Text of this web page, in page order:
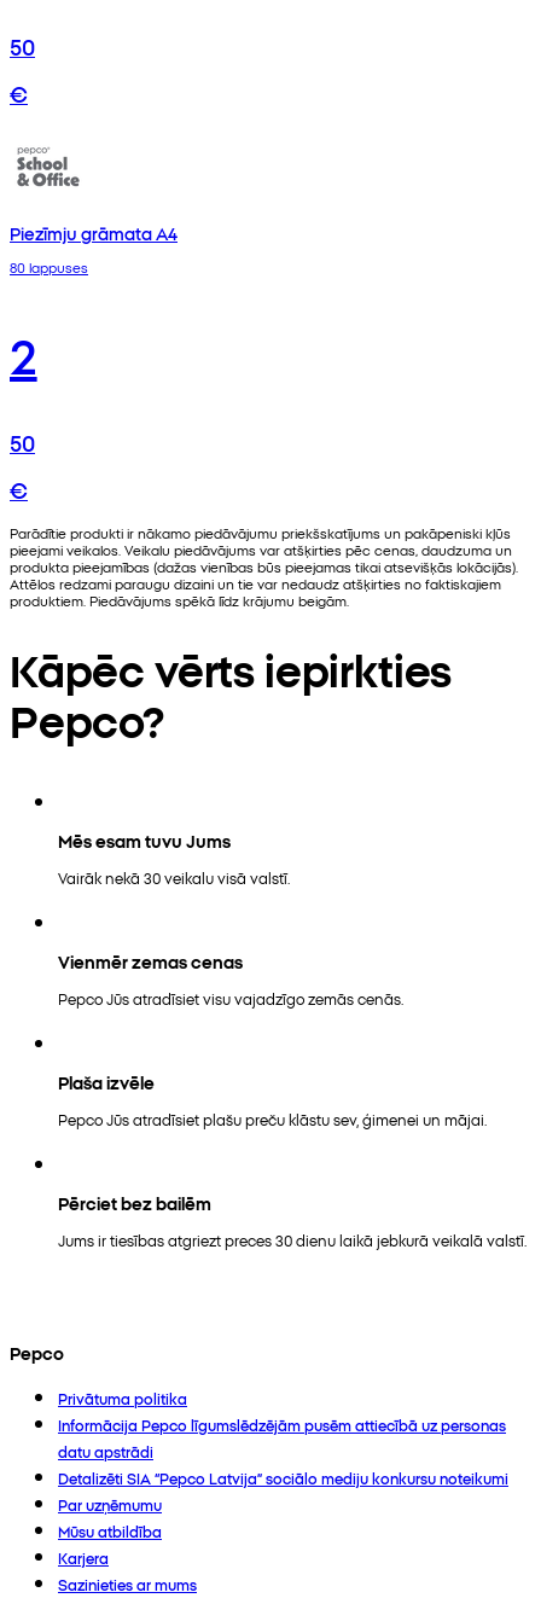
50
€
Piezīmju grāmata A4
80 lappuses
2
50
€
Parādītie produkti ir nākamo piedāvājumu priekšskatījums un pakāpeniski kļūs
pieejami veikalos. Veikalu piedāvājums var atšķirties pēc cenas, daudzuma un
produkta pieejamības (dažas vienības būs pieejamas tikai atsevišķās lokācijās).
Attēlos redzami paraugu dizaini un tie var nedaudz atšķirties no faktiskajiem
produktiem. Piedāvājums spēkā līdz krājumu beigām.
Kāpēc vērts iepirkties
Pepco?
Mēs esam tuvu Jums
Vairāk nekā 30 veikalu visā valstī.
Vienmēr zemas cenas
Pepco Jūs atradīsiet visu vajadzīgo zemās cenās.
Plaša izvēle
Pepco Jūs atradīsiet plašu preču klāstu sev, ģimenei un mājai.
Pērciet bez bailēm
Jums ir tiesības atgriezt preces 30 dienu laikā jebkurā veikalā valstī.
Pepco
Privātuma politika
Informācija Pepco līgumslēdzējām pusēm attiecībā uz personas
datu apstrādi
Detalizēti SIA “Pepco Latvija” sociālo mediju konkursu noteikumi
Par uzņēmumu
Mūsu atbildība
Karjera
Sazinieties ar mums